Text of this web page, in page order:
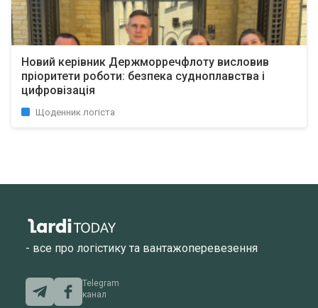
Новий керівник Держморречфлоту висловив
пріоритети роботи: безпека судноплавства і
цифровізація
Щоденник логіста
- все про логістику та вантажоперевезення
Telegram
канал